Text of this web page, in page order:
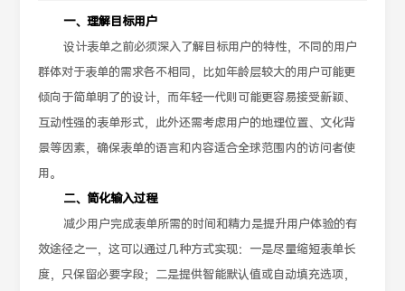
一、理解目标用户
设计表单之前必须深入了解目标用户的特性，不同的用户
群体对于表单的需求各不相同，比如年龄层较大的用户可能更
倾向于简单明了的设计，而年轻一代则可能更容易接受新颖、
互动性强的表单形式，此外还需考虑用户的地理位置、文化背
景等因素，确保表单的语言和内容适合全球范围内的访问者使
用。
二、简化输入过程
减少用户完成表单所需的时间和精力是提升用户体验的有
效途径之一，这可以通过几种方式实现：一是尽量缩短表单长
度，只保留必要字段；二是提供智能默认值或自动填充选项，